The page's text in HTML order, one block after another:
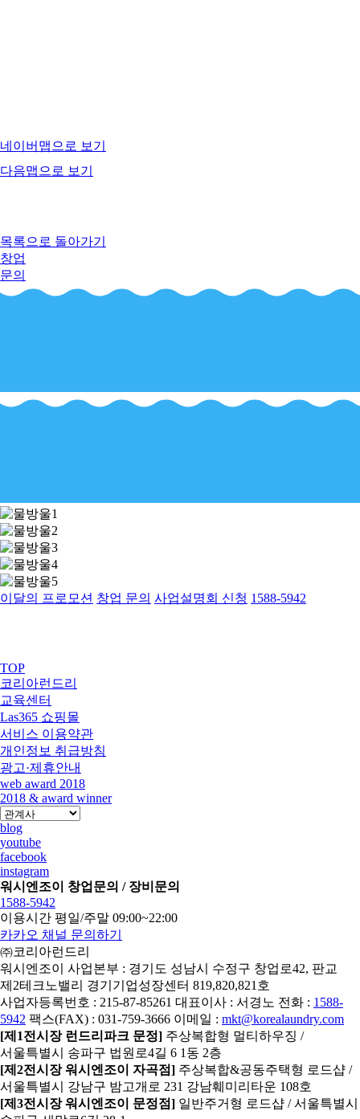
네이버맵으로 보기
다음맵으로 보기
목록으로 돌아가기
창업
문의
이달의 프로모션 창업 문의 사업설명회 신청 1588-5942
TOP
코리아런드리
교육센터
Las365 쇼핑몰
서비스 이용약관
개인정보 취급방침
광고·제휴안내
web award 2018
2018 & award winner
blog
youtube
facebook
instagram
워시엔조이 창업문의 / 장비문의
1588-5942
이용시간 평일/주말 09:00~22:00
카카오 채널 문의하기
㈜코리아런드리
워시엔조이 사업본부 : 경기도 성남시 수정구 창업로42, 판교
제2테크노밸리 경기기업성장센터 819,820,821호
사업자등록번호 : 215-87-85261 대표이사 : 서경노 전화 : 1588-
5942 팩스(FAX) : 031-759-3666 이메일 : mkt@korealaundry.com
[제1전시장 런드리파크 문정] 주상복합형 멀티하우징 /
서울특별시 송파구 법원로4길 6 1동 2층
[제2전시장 워시엔조이 자곡점] 주상복합&공동주택형 로드샵 /
서울특별시 강남구 밤고개로 231 강남훼미리타운 108호
[제3전시장 워시엔조이 문정점] 일반주거형 로드샵 / 서울특별시